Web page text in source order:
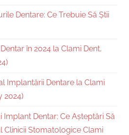
Dentare: Ce Trebuie Să Știi
în 2024 la Clami Dent,
Implantării Dentare la Clami
2024)
Implant Dentar: Ce Așteptări Să
Clinicii Stomatologice Clami